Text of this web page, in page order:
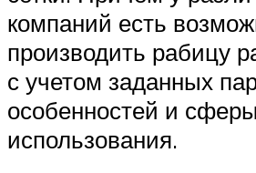
компаний есть
производить рабицу
с учетом заданных
особенностей и сферы
использования.